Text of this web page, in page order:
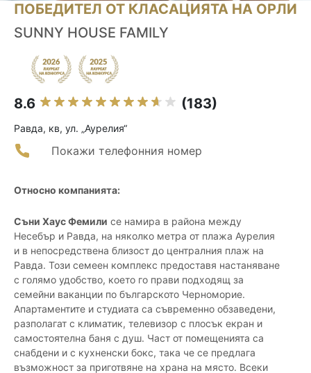
ПОБЕДИТЕЛ ОТ КЛАСАЦИЯТА НА ОРЛИ
SUNNY HOUSE FAMILY
8.6 (183)
Равда, кв, ул. „Аурелия“
Покажи телефонния номер
Относно компанията:
Съни Хаус Фемили се намира в района между
Несебър и Равда, на няколко метра от плажа Аурелия
и в непосредствена близост до централния плаж на
Равда. Този семеен комплекс предоставя настаняване
с голямо удобство, което го прави подходящ за
семейни ваканции по българското Черноморие.
Апартаментите и студиата са съвременно обзаведени,
разполагат с климатик, телевизор с плосък екран и
самостоятелна баня с душ. Част от помещенията са
снабдени и с кухненски бокс, така че се предлага
възможност за приготвяне на храна на място. Всеки